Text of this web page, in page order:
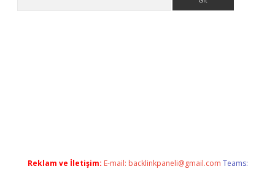
Reklam ve İletişim: E-mail: backlinkpaneli@gmail.com Teams: